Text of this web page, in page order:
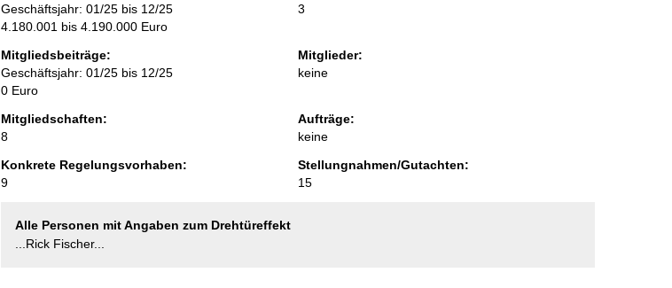
Geschäftsjahr: 01/25 bis 12/25
4.180.001 bis 4.190.000 Euro
3
Mitgliedsbeiträge:
Geschäftsjahr: 01/25 bis 12/25
0 Euro
Mitglieder:
keine
Mitgliedschaften:
8
Aufträge:
keine
Konkrete Regelungsvorhaben:
9
Stellungnahmen/Gutachten:
15
Alle Personen mit Angaben zum Drehtüreffekt
...Rick Fischer...